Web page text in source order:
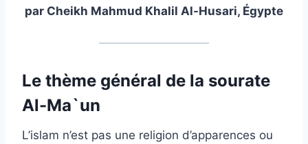
par Cheikh Mahmud Khalil Al-Husari, Égypte
Le thème général de la sourate
Al-Ma`un
L’islam n’est pas une religion d’apparences ou